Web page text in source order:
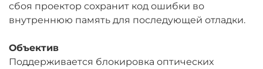
сбоя проектор сохранит код ошибки во
внутреннюю память для последующей отладки.
Объектив
Поддерживается блокировка оптических